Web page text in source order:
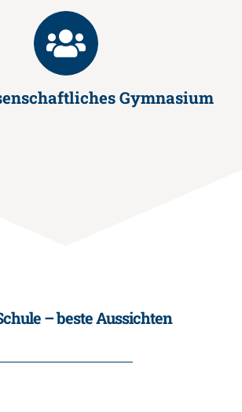
Gymnasium
– beste Aussichten